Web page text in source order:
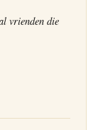
vrienden die